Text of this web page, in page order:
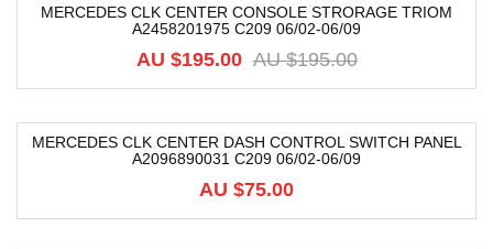
MERCEDES CLK CENTER CONSOLE STRORAGE TRIOM
A2458201975 C209 06/02-06/09
AU $195.00
AU $195.00
MERCEDES CLK CENTER DASH CONTROL SWITCH PANEL
A2096890031 C209 06/02-06/09
AU $75.00